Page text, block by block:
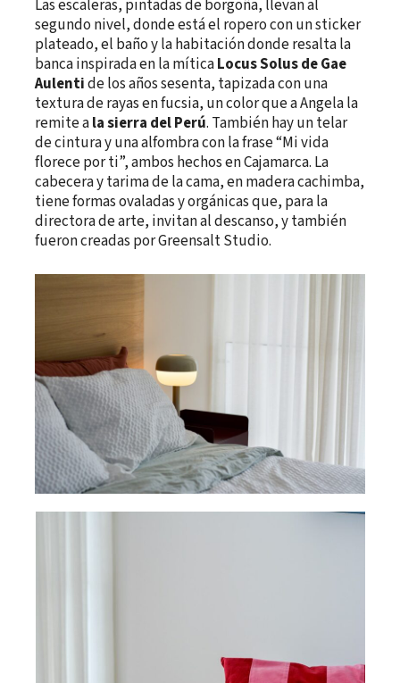
Las escaleras, pintadas de borgoña, llevan al
segundo nivel, donde está el ropero con un sticker
plateado, el baño y la habitación donde resalta la
banca inspirada en la míticaLocus Solus de Gae
Aulentide los años sesenta, tapizada con una
textura de rayas en fucsia, un color que a Angela la
remite ala sierra del Perú. También hay un telar
de cintura y una alfombra con la frase “Mi vida
florece por ti”, ambos hechos en Cajamarca. La
cabecera y tarima de la cama, en madera cachimba,
tiene formas ovaladas y orgánicas que, para la
directora de arte, invitan al descanso, y también
fueron creadas por Greensalt Studio.